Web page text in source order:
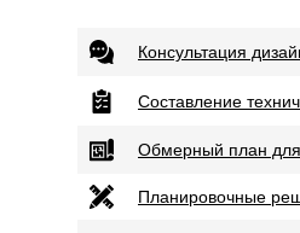
Консультация
Обмерный план для
Составление
Планировочные